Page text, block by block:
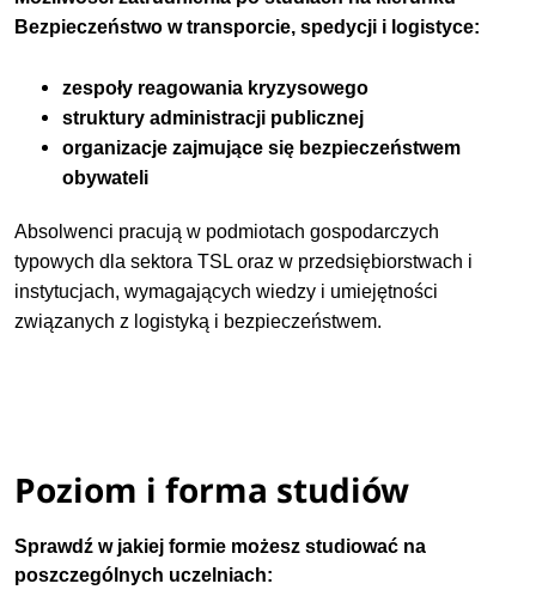
Bezpieczeństwo w transporcie, spedycji i logistyce:
zespoły reagowania kryzysowego
struktury administracji publicznej
organizacje zajmujące się bezpieczeństwem
obywateli
Absolwenci pracują w podmiotach gospodarczych
typowych dla sektora TSL oraz w przedsiębiorstwach i
instytucjach, wymagających wiedzy i umiejętności
związanych z logistyką i bezpieczeństwem.
Poziom i forma studiów
Sprawdź w jakiej formie możesz studiować na
poszczególnych uczelniach: